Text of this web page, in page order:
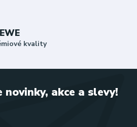
kvality
novinky, akce a slevy!